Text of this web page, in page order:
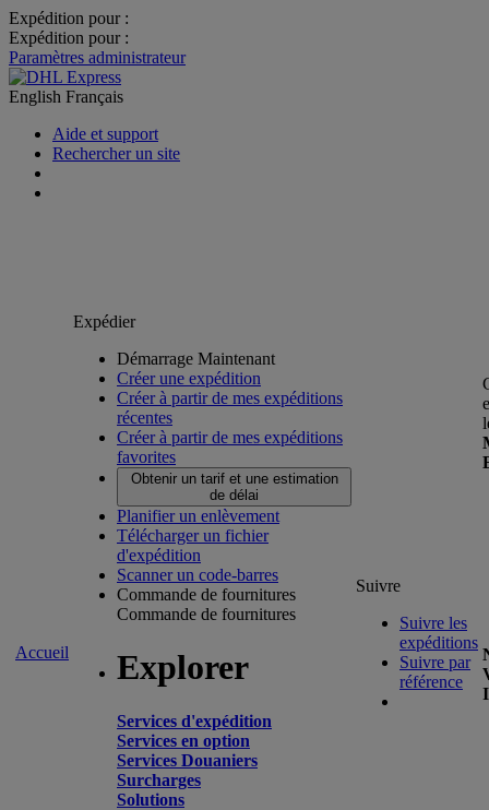
Expédition pour :
Expédition pour :
Paramètres administrateur
English Français
Aide et support
Rechercher un site
Accueil
Expédier
Démarrage Maintenant
Créer une expédition
Créer à partir de mes expéditions
récentes
Créer à partir de mes expéditions
favorites
Obtenir un tarif et une estimation
de délai
Planifier un enlèvement
Télécharger un fichier
d'expédition
Scanner un code-barres
Commande de fournitures
Commande de fournitures
Explorer
Services d'expédition
Services en option
Services Douaniers
Surcharges
Solutions
Suivre
Suivre les
expéditions
Suivre par
référence